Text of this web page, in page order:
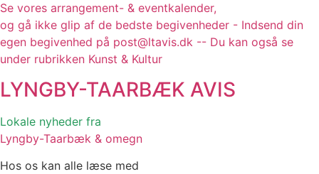
Se vores arrangement- & eventkalender,
og gå ikke glip af de bedste begivenheder - Indsend din
egen begivenhed på post@ltavis.dk -- Du kan også se
under rubrikken Kunst & Kultur
LYNGBY-TAARBÆK AVIS
Lokale nyheder fra
Lyngby-Taarbæk & omegn
Hos os kan alle læse med